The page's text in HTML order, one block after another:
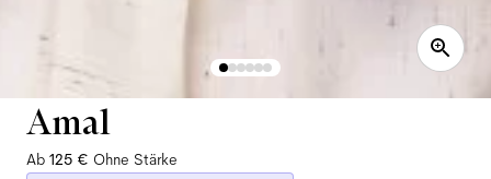
Amal
Ab 125 € Ohne Stärke